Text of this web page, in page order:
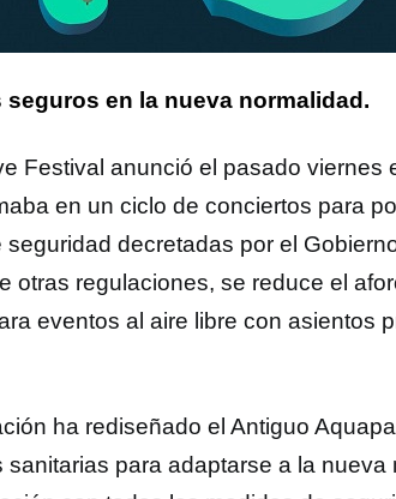
seguros en la nueva normalidad.
Festival anunció el pasado viernes
en un ciclo de conciertos para
seguridad decretadas por el
otras regulaciones, se reduce el
eventos al aire libre con asientos
ha rediseñado el Antiguo
sanitarias para adaptarse a la nueva